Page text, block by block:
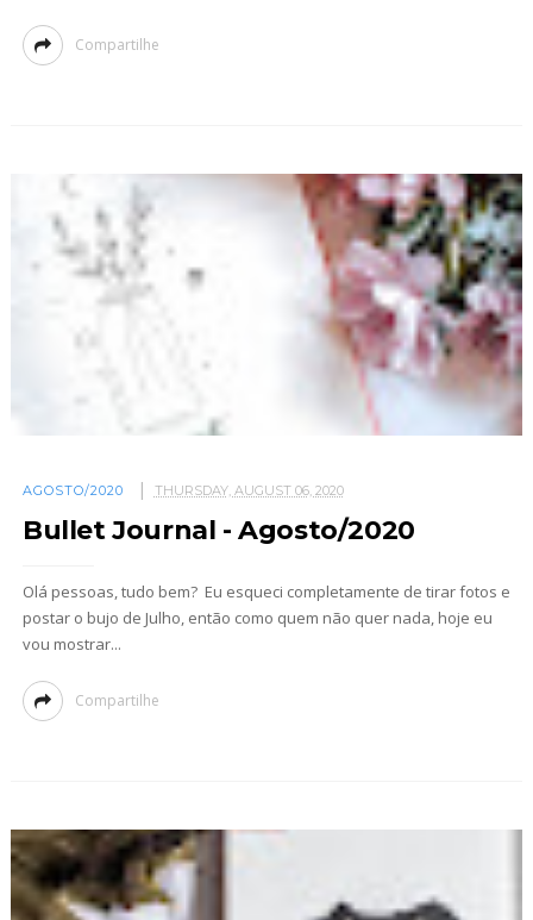
Compartilhe
AGOSTO/2020 THURSDAY, AUGUST 06, 2020
Bullet Journal - Agosto/2020
Olá pessoas, tudo bem? Eu esqueci completamente de tirar fotos e
postar o bujo de Julho, então como quem não quer nada, hoje eu
vou mostrar...
Compartilhe